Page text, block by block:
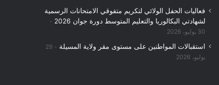
فعاليات الحفل الولائي لتكريم متفوقي الامتحانات الرسمية
لشهادتي البكالوريا والتعليم المتوسط دورة جوان 2026
30 يوليو، 2026
استقبالات المواطنين على مستوى مقر ولاية المسيلة
29
يوليو، 2026